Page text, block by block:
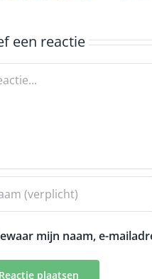
een reactie
mijn naam, e-